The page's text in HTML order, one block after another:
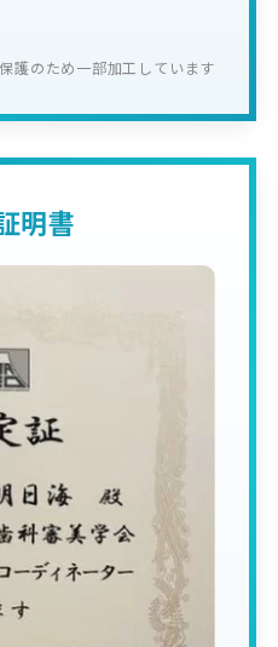
護のため一部加工しています
明書